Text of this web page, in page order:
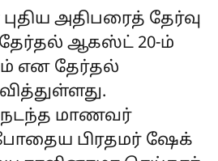
அதிபரைத் தேர்வு
ஆகஸ்ட் 20-ம்
என தேர்தல்
மாணவர்
பிரதமர் ஷேக்